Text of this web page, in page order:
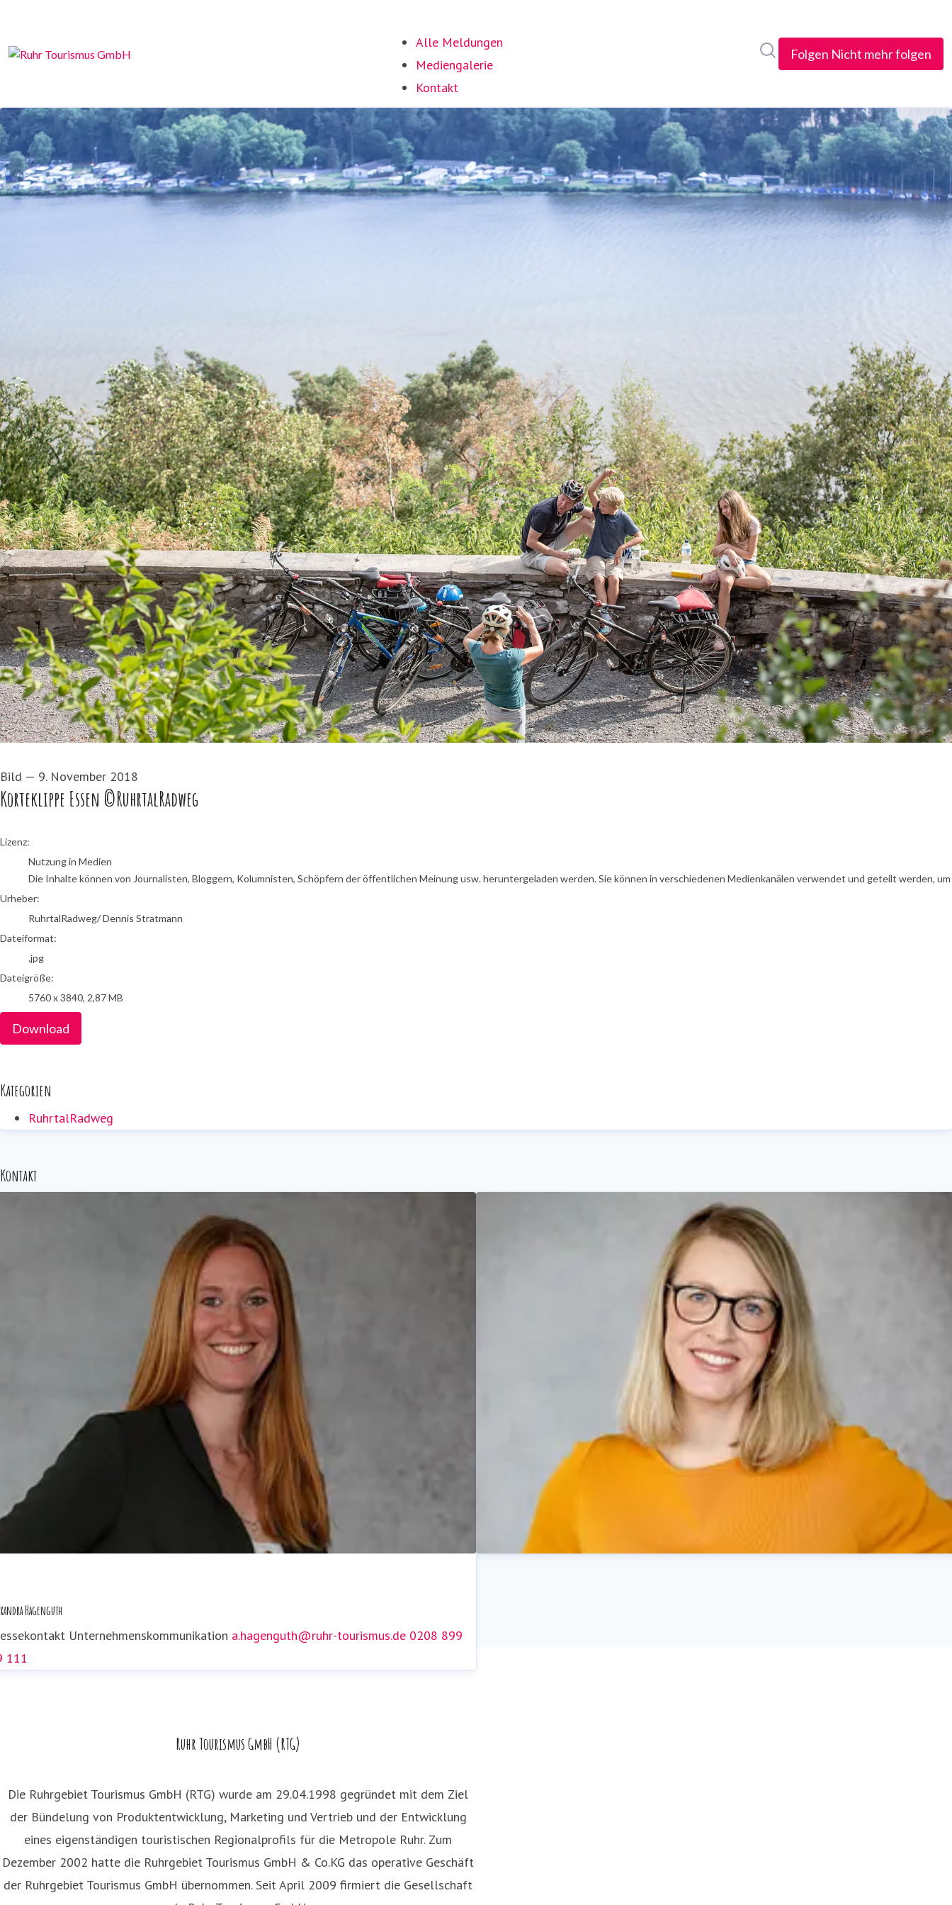
Alle Meldungen
Mediengalerie
Kontakt
Folgen Nicht mehr folgen
Bild — 9. November 2018
Korteklippe Essen ©RuhrtalRadweg
RuhrtalRadweg/ Dennis Stratmann
Lizenz:
Nutzung in Medien
Die Inhalte können von Journalisten, Bloggern, Kolumnisten, Schöpfern der öffentlichen Meinung usw. heruntergeladen werden. Sie können in verschiedenen Medienkanälen verwendet und geteilt
Urheber:
RuhrtalRadweg/ Dennis Stratmann
Dateiformat:
.jpg
Dateigröße:
5760 x 3840, 2,87 MB
Download
Kategorien
RuhrtalRadweg
Kontakt
Presse- und Öffentlichkeitsarbeit s.thoennessen@ruhr-tourismus.de
Hagenguth
Unternehmenskommunikation a.hagenguth@ruhr-tourismus.de 0208 899
111
Ruhr Tourismus GmbH (RTG)
Die Ruhrgebiet Tourismus GmbH (RTG) wurde am 29.04.1998 gegründet mit dem Ziel
der Bündelung von Produktentwicklung, Marketing und Vertrieb und der Entwicklung
eines eigenständigen touristischen Regionalprofils für die Metropole Ruhr. Zum
Dezember 2002 hatte die Ruhrgebiet Tourismus GmbH & Co.KG das operative Geschäft
der Ruhrgebiet Tourismus GmbH übernommen. Seit April 2009 firmiert die Gesellschaft